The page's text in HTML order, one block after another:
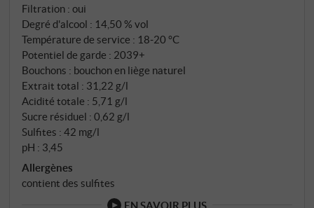
ont interprété ce millésime avec brio et posent une
fois de plus des jalons avec cet Aglianico
monocépage. SUPERIORE.DE
Filtration : oui
Degré d'alcool : 14,50 % vol
Température de service : 18‑20 °C
Potentiel de garde : 2039+
Bouchons : bouchon en liège naturel
Extrait total : 31,22 g/l
Acidité totale : 5,71 g/l
Sucre résiduel : 0,62 g/l
Sulfites : 42 mg/l
pH : 3,45
Allergènes
contient des sulfites
EN SAVOIR PLUS